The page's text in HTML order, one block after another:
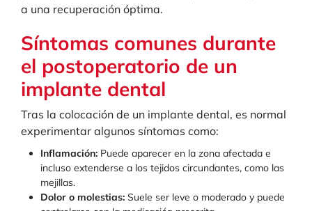
a una recuperación óptima.
Síntomas comunes durante
el postoperatorio de un
implante dental
Tras la colocación de un implante dental, es normal
experimentar algunos síntomas como:
Inflamación: Puede aparecer en la zona afectada e
incluso extenderse a los tejidos circundantes, como las
mejillas.
Dolor o molestias: Suele ser leve o moderado y puede